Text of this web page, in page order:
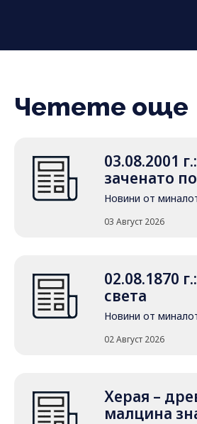
Четете още
03.08.2001
заченато
Новини от
03 Август 2026
02.08.1870
света
Новини от
02 Август 2026
Херая –
малцина